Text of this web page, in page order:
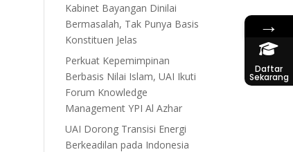
Kabinet Bayangan Dinilai
Bermasalah, Tak Punya Basis
Konstituen Jelas
Perkuat Kepemimpinan
Berbasis Nilai Islam, UAI Ikuti
Forum Knowledge
Management YPI Al Azhar
UAI Dorong Transisi Energi
Berkeadilan pada Indonesia
→
Daftar
Sekarang